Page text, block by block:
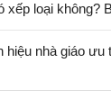
xếp loại không?
hiệu nhà giáo ưu